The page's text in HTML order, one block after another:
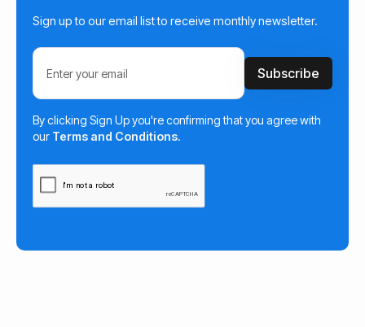
Sign up to our email list to receive monthly newsletter.
By clicking Sign Up you're confirming that you agree with
our Terms and Conditions.